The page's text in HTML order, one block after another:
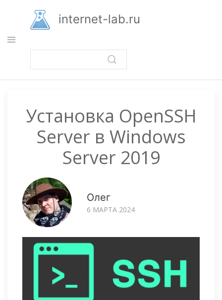
основному
содержанию
internet-lab.ru
Установка OpenSSH
Server в Windows
Server 2019
Олег
6 МАРТА 2024